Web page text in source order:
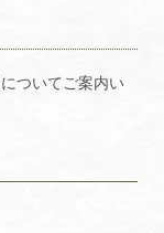
ついてご案内い